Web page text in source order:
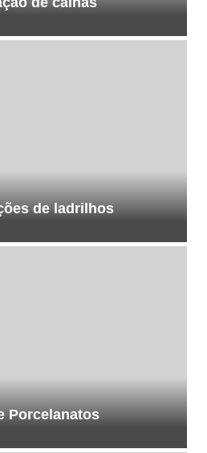
de ladrilhos
Porcelanatos